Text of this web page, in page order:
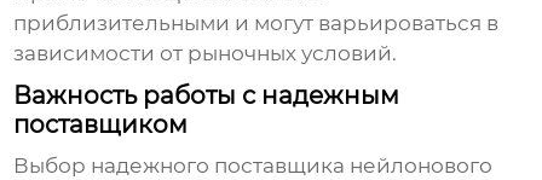
приблизительными и могут варьироваться в
зависимости от рыночных условий.
Важность работы с надежным
поставщиком
Выбор надежного поставщика нейлонового